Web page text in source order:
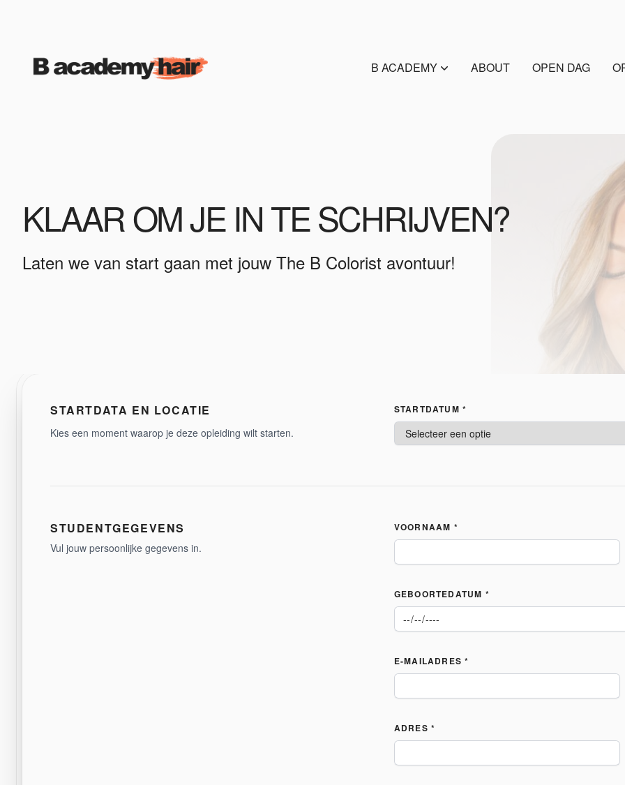
B ACADEMY ABOUT OPEN DAG
KLAAR OM JE IN TE SCHRIJVEN?
Laten we van start gaan met jouw The B Colorist avontuur!
STARTDATA EN LOCATIE
Kies een moment waarop je deze opleiding wilt starten.
STARTDATUM *
STUDENTGEGEVENS
Vul jouw persoonlijke gegevens in.
VOORNAAM *
GEBOORTEDATUM *
E-MAILADRES *
ADRES *